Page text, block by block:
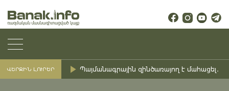
ՎԵՐՋԻՆ ԼՈՒՐԵՐ Պայմանագրային զինծառայող է մահացել․